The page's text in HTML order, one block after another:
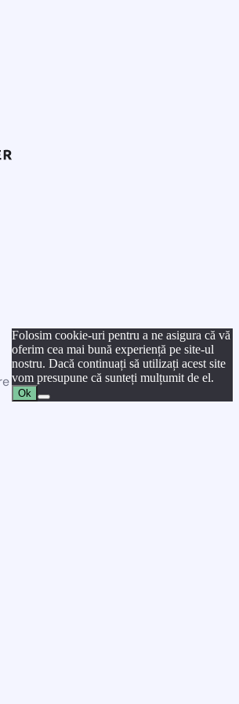
Folosim cookie-uri pentru a ne asigura că vă
oferim cea mai bună experiență pe site-ul
nostru. Dacă continuați să utilizați acest site
vom presupune că sunteți mulțumit de el.
Ok